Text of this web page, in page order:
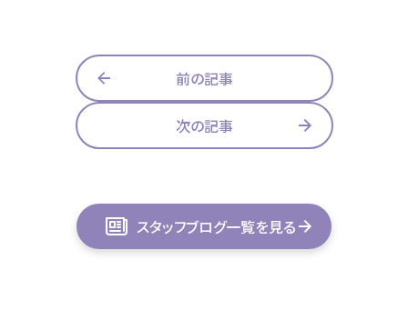
前の記事
次の記事
スタッフブログ一覧を見る